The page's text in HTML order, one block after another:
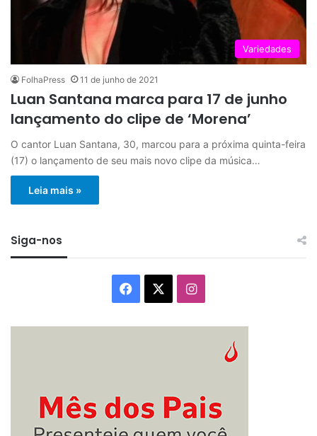
Variedades
FolhaPress 11 de junho de 2021
Luan Santana marca para 17 de junho
lançamento do clipe de ‘Morena’
O cantor Luan Santana, 30, marcou para a próxima quinta-feira
(17) o lançamento de seu mais novo clipe da música…
Leia mais »
Siga-nos
Facebook Instagram